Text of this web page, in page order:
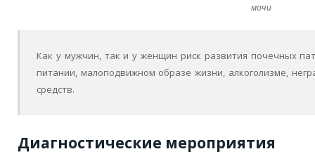
мочи
Как у мужчин, так и у женщин риск развития почечных
питании, малоподвижном образе жизни, алкоголизме,
средств.
Диагностические мероприятия